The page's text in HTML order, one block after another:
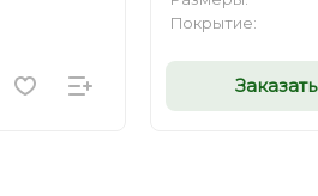
Покрытие:
Заказать